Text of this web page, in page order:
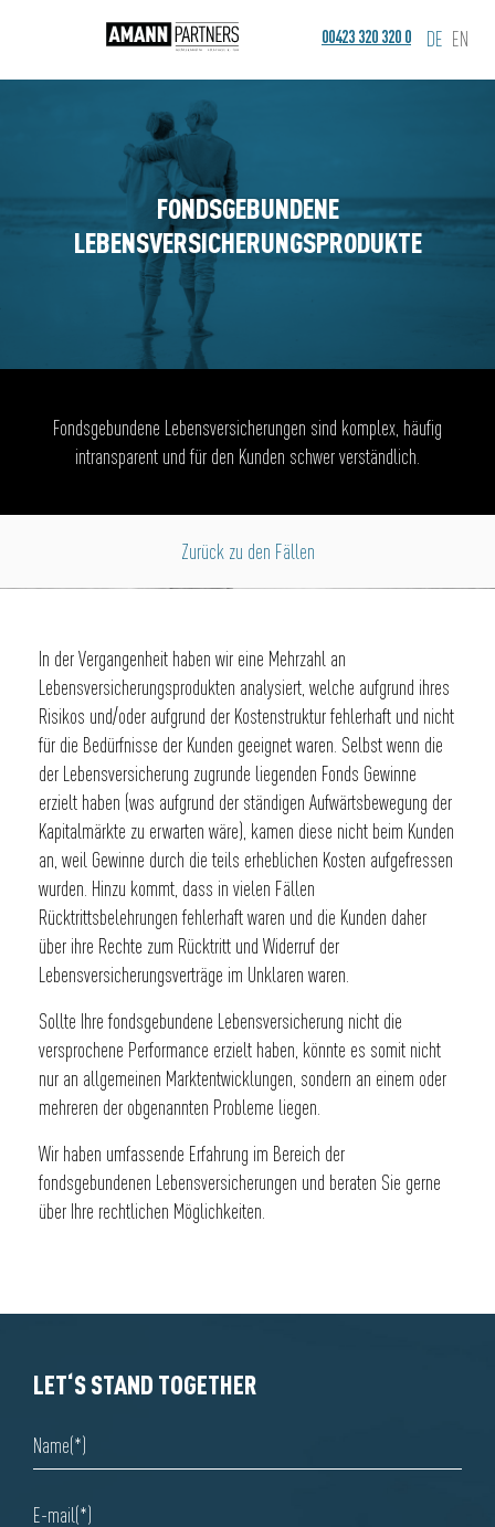
00423 320 320 0 DE EN
FONDSGEBUNDENE
LEBENSVERSICHERUNGSPRODUKTE
Fondsgebundene Lebensversicherungen sind komplex, häufig
intransparent und für den Kunden schwer verständlich.
Zurück zu den Fällen
In der Vergangenheit haben wir eine Mehrzahl an
Lebensversicherungsprodukten analysiert, welche aufgrund ihres
Risikos und/oder aufgrund der Kostenstruktur fehlerhaft und nicht
für die Bedürfnisse der Kunden geeignet waren. Selbst wenn die
der Lebensversicherung zugrunde liegenden Fonds Gewinne
erzielt haben (was aufgrund der ständigen Aufwärtsbewegung der
Kapitalmärkte zu erwarten wäre), kamen diese nicht beim Kunden
an, weil Gewinne durch die teils erheblichen Kosten aufgefressen
wurden. Hinzu kommt, dass in vielen Fällen
Rücktrittsbelehrungen fehlerhaft waren und die Kunden daher
über ihre Rechte zum Rücktritt und Widerruf der
Lebensversicherungsverträge im Unklaren waren.
Sollte Ihre fondsgebundene Lebensversicherung nicht die
versprochene Performance erzielt haben, könnte es somit nicht
nur an allgemeinen Marktentwicklungen, sondern an einem oder
mehreren der obgenannten Probleme liegen.
Wir haben umfassende Erfahrung im Bereich der
fondsgebundenen Lebensversicherungen und beraten Sie gerne
über Ihre rechtlichen Möglichkeiten.
LET‘S STAND TOGETHER